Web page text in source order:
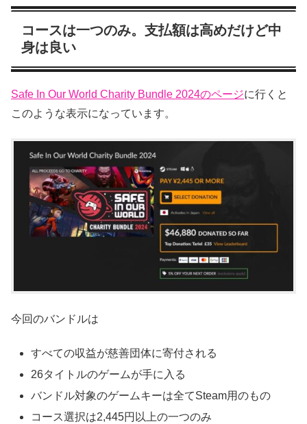
コースは一つのみ。支払額は高めだけど中
身は良い
Safe In Our World Charity Bundle 2024のページに行くと
このような表示になっています。
今回のバンドルは
すべての収益が慈善団体に寄付される
26タイトルのゲームが手に入る
バンドル対象のゲームキーは全てSteam用のもの
コース選択は2,445円以上の一つのみ